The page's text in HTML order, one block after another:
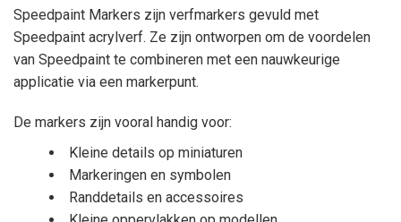
Speedpaint Markers zijn verfmarkers gevuld met
Speedpaint acrylverf. Ze zijn ontworpen om de voordelen
van Speedpaint te combineren met een nauwkeurige
applicatie via een markerpunt.
De markers zijn vooral handig voor:
Kleine details op miniaturen
Markeringen en symbolen
Randdetails en accessoires